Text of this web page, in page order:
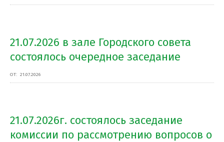
21.07.2026 в зале Городского совета
состоялось очередное заседание
ОТ: 21.07.2026
21.07.2026г. состоялось заседание
комиссии по рассмотрению вопросов о